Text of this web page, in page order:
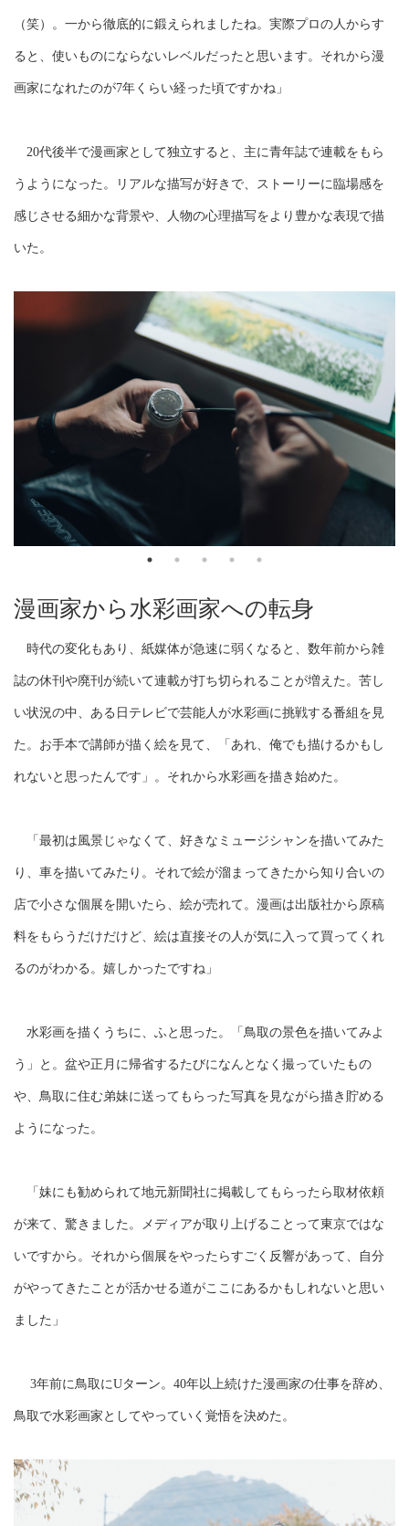
（笑）。一から徹底的に鍛えられましたね。実際プロの人からす
ると、使いものにならないレベルだったと思います。それから漫
画家になれたのが7年くらい経った頃ですかね」
20代後半で漫画家として独立すると、主に青年誌で連載をもら
うようになった。リアルな描写が好きで、ストーリーに臨場感を
感じさせる細かな背景や、人物の心理描写をより豊かな表現で描
いた。
漫画家から水彩画家への転身
時代の変化もあり、紙媒体が急速に弱くなると、数年前から雑
誌の休刊や廃刊が続いて連載が打ち切られることが増えた。苦し
い状況の中、ある日テレビで芸能人が水彩画に挑戦する番組を見
た。お手本で講師が描く絵を見て、「あれ、俺でも描けるかもし
れないと思ったんです」。それから水彩画を描き始めた。
「最初は風景じゃなくて、好きなミュージシャンを描いてみた
り、車を描いてみたり。それで絵が溜まってきたから知り合いの
店で小さな個展を開いたら、絵が売れて。漫画は出版社から原稿
料をもらうだけだけど、絵は直接その人が気に入って買ってくれ
るのがわかる。嬉しかったですね」
水彩画を描くうちに、ふと思った。「鳥取の景色を描いてみよ
う」と。盆や正月に帰省するたびになんとなく撮っていたもの
や、鳥取に住む弟妹に送ってもらった写真を見ながら描き貯める
ようになった。
「妹にも勧められて地元新聞社に掲載してもらったら取材依頼
が来て、驚きました。メディアが取り上げることって東京ではな
いですから。それから個展をやったらすごく反響があって、自分
がやってきたことが活かせる道がここにあるかもしれないと思い
ました」
3年前に鳥取にUターン。40年以上続けた漫画家の仕事を辞め、
鳥取で水彩画家としてやっていく覚悟を決めた。